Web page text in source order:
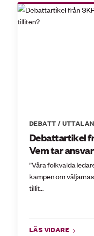
DEBATT /
Debattartikel
Vem tar
”Våra folkvalda
kampen om
tillit...
LÄS VIDARE